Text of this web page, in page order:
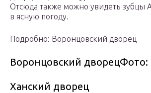
Отсюда также можно увидеть зубцы
в ясную погоду.
Подробно: Воронцовский дворец
Воронцовский дворецФото:
Ханский дворец